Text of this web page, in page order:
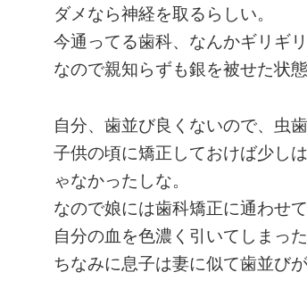
ダメなら神経を取るらしい。
今通ってる歯科、なんかギリギ
なので親知らずも銀を被せた状
自分、歯並び良くないので、虫
子供の頃に矯正しておけば少し
ゃなかったしな。
なので娘には歯科矯正に通わせて
自分の血を色濃く引いてしまっ
ちなみに息子は妻に似て歯並び